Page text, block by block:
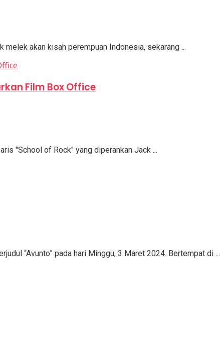
akan kisah perempuan Indonesia, sekarang ...
Film Box Office
"School of Rock" yang diperankan Jack ...
“Avunto” pada hari Minggu, 3 Maret 2024. Bertempat di ...